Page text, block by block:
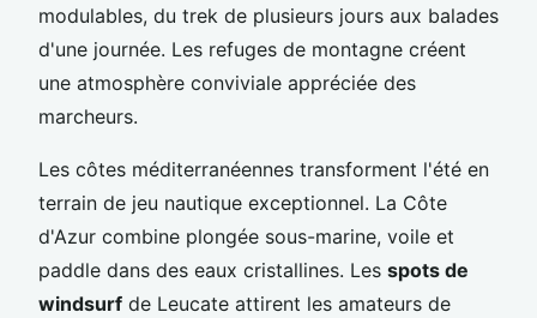
modulables, du trek de plusieurs jours aux balades
d'une journée. Les refuges de montagne créent
une atmosphère conviviale appréciée des
marcheurs.
Les côtes méditerranéennes transforment l'été en
terrain de jeu nautique exceptionnel. La Côte
d'Azur combine plongée sous-marine, voile et
paddle dans des eaux cristallines. Les spots de
windsurf de Leucate attirent les amateurs de